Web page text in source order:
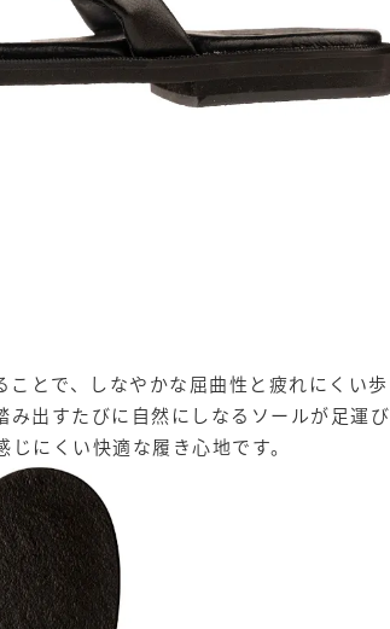
とで、しなやかな屈曲性と疲れにくい歩
出すたびに自然にしなるソールが足運び
にくい快適な履き心地です。